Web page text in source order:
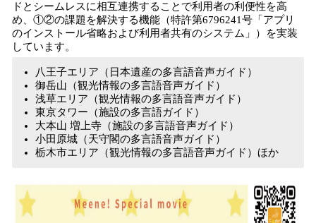
ドとシームレスに相互連携することで利用者の利便性を高
め、①②の課題を解決する機能（特許第6796241号「アプリ
のインストール省略および利用者共有のシステム」）を実装
しています。
八王子エリア（日本遺産の多言語音声ガイド）
御岳山（観光情報の多言語音声ガイド）
浅草エリア（観光情報の多言語音声ガイド）
東京タワー（施設の多言語ガイド）
大本山 増上寺（施設の多言語音声ガイド）
小田原城（天守閣の多言語音声ガイド）
栃木市エリア（観光情報の多言語音声ガイド）ほか